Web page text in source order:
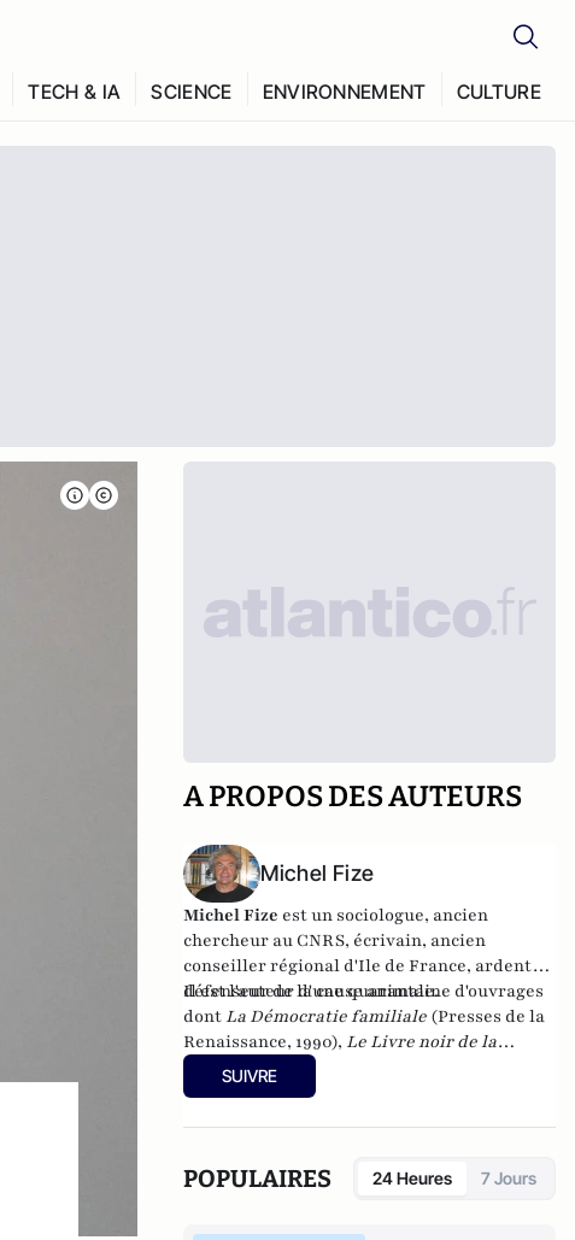
TECH & IA SCIENCE ENVIRONNEMENT CULTURE
A PROPOS DES AUTEURS
Michel Fize
Michel Fize est un sociologue, ancien
chercheur au CNRS, écrivain, ancien
conseiller régional d'Ile de France, ardent
défenseur de la cause animale.
Il est l'auteur d'une quarantaine d'ouvrages
dont La Démocratie familiale (Presses de la
Renaissance, 1990), Le Livre noir de la
jeunesse(Presses de la Renaissance,
2007),L'Individualisme
de la France et des Français
(Mimésis, 2017).
Son dernier livre :
De l'abîme à
SUIVRE
POPULAIRES 24 Heures 7 Jours